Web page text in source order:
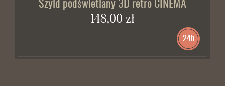
Szyld podświetlany 3D retro CINEMA
148,00 zł
24h